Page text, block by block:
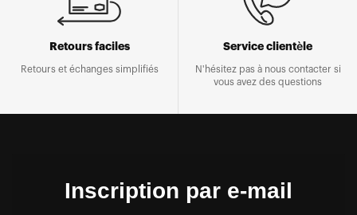
Retours faciles
Retours et échanges simplifiés
Service clientèle
N'hésitez pas à nous contacter si
vous avez des questions
Inscription par e-mail